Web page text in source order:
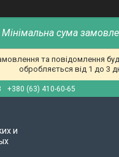
Мінімальна сума
та повідомлення
обробляється від 1 до 3
+380 (63) 410-60-65
и